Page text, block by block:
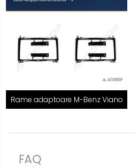
Rame adaptoare M-Benz Viano
FAQ